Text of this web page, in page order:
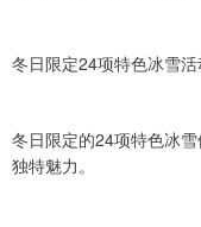
冬日限定24项特色冰雪
冬日限定的24项特色冰
独特魅力。